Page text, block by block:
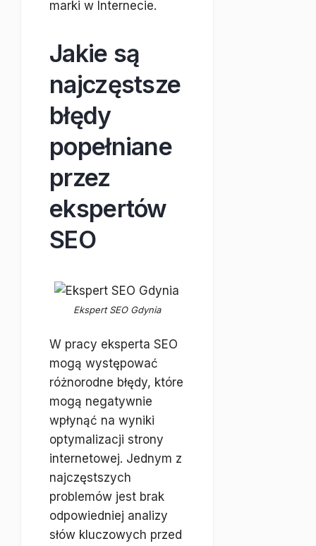
marki w Internecie.
Jakie są
najczęstsze
błędy
popełniane
przez
ekspertów
SEO
Ekspert SEO Gdynia
W pracy eksperta SEO
mogą występować
różnorodne błędy, które
mogą negatywnie
wpłynąć na wyniki
optymalizacji strony
internetowej. Jednym z
najczęstszych
problemów jest brak
odpowiedniej analizy
słów kluczowych przed